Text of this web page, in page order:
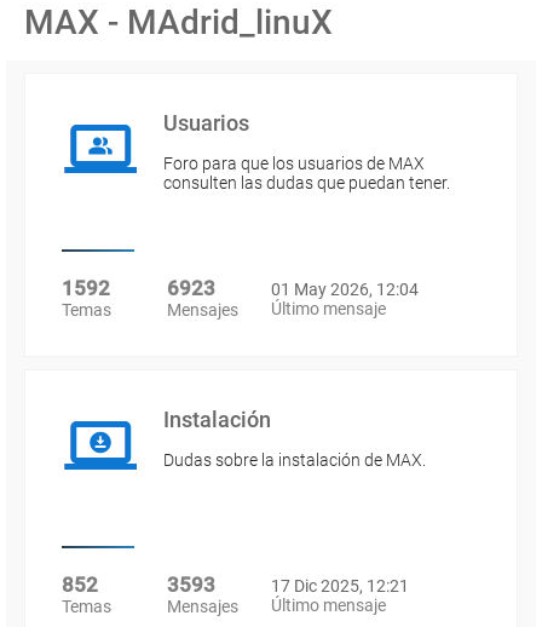
MAX - MAdrid_linuX
Usuarios
Foro para que los usuarios de MAX
consulten las dudas que puedan tener.
1592
Temas
6923
Mensajes
01 May 2026, 12:04
Último mensaje
Instalación
Dudas sobre la instalación de MAX.
852
Temas
3593
Mensajes
17 Dic 2025, 12:21
Último mensaje